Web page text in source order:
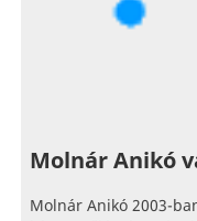
Molnár Anikó
Molnár Anikó 2003-